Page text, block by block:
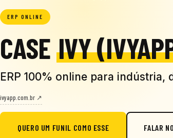
ERP ONLINE
CASE IVY
ERP 100% online para
ivyapp.com.br ↗
QUERO UM FUNIL COMO ESSE FALAR